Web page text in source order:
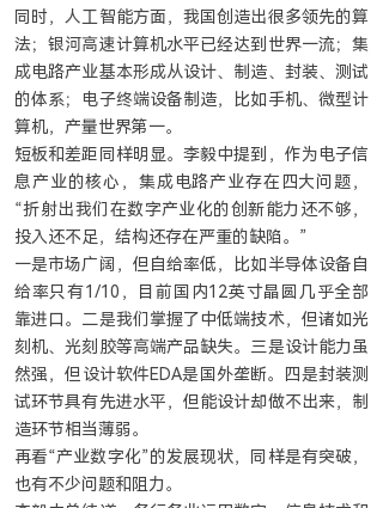
同时，人工智能方面，我国创造出很多领先的算
法；银河高速计算机水平已经达到世界一流；集
成电路产业基本形成从设计、制造、封装、测试
的体系；电子终端设备制造，比如手机、微型计
算机，产量世界第一。
短板和差距同样明显。李毅中提到，作为电子信
息产业的核心，集成电路产业存在四大问题，
“折射出我们在数字产业化的创新能力还不够，
投入还不足，结构还存在严重的缺陷。”
一是市场广阔，但自给率低，比如半导体设备自
给率只有1/10，目前国内12英寸晶圆几乎全部
靠进口。二是我们掌握了中低端技术，但诸如光
刻机、光刻胶等高端产品缺失。三是设计能力虽
然强，但设计软件EDA是国外垄断。四是封装测
试环节具有先进水平，但能设计却做不出来，制
造环节相当薄弱。
再看“产业数字化”的发展现状，同样是有突破，
也有不少问题和阻力。